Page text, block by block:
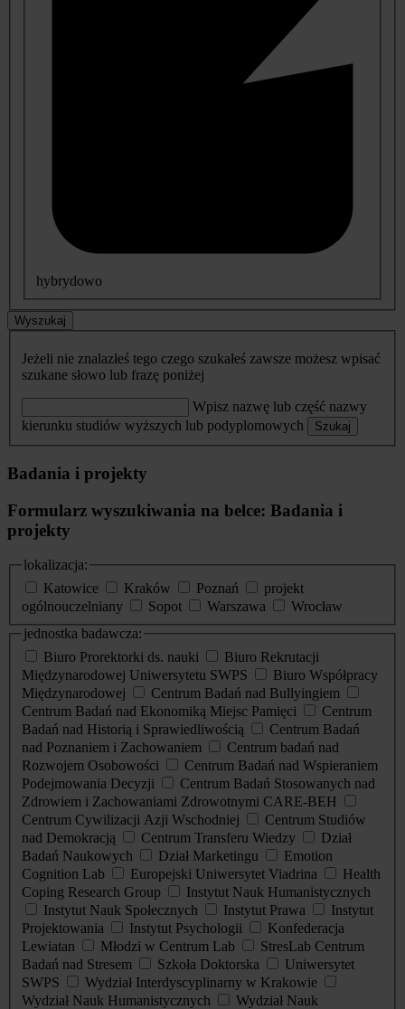
hybrydowo
Wyszukaj
Jeżeli nie znalazłeś tego czego szukałeś zawsze możesz wpisać
szukane słowo lub frazę poniżej
Wpisz nazwę lub część nazwy
kierunku studiów wyższych lub podyplomowych
Szukaj
Badania i projekty
Formularz wyszukiwania na belce: Badania i
projekty
lokalizacja:
Katowice
Kraków Poznań
projekt
ogólnouczelniany
Sopot Warszawa
Wrocław
jednostka badawcza:
Biuro Prorektorki ds. nauki
Biuro Rekrutacji
Międzynarodowej Uniwersytetu SWPS
Biuro Współpracy
Międzynarodowej
Centrum Badań nad Bullyingiem
Centrum Badań nad Ekonomiką Miejsc Pamięci
Centrum
Badań nad Historią i Sprawiedliwością
Centrum Badań
nad Poznaniem i Zachowaniem
Centrum badań nad
Rozwojem Osobowości
Centrum Badań nad Wspieraniem
Podejmowania Decyzji
Centrum Badań Stosowanych nad
Zdrowiem i Zachowaniami Zdrowotnymi CARE-BEH
Centrum Cywilizacji Azji Wschodniej
Centrum Studiów
nad Demokracją
Centrum Transferu Wiedzy
Dział
Badań Naukowych
Dział Marketingu
Emotion
Cognition Lab
Europejski Uniwersytet Viadrina
Health
Coping Research Group
Instytut Nauk Humanistycznych
Instytut Nauk Społecznych
Instytut Prawa
Instytut
Projektowania
Instytut Psychologii
Konfederacja
Lewiatan
Młodzi w Centrum Lab
StresLab Centrum
Badań nad Stresem
Szkoła Doktorska
Uniwersytet
SWPS
Wydział Interdyscyplinarny w Krakowie
Wydział Nauk Humanistycznych
Wydział Nauk